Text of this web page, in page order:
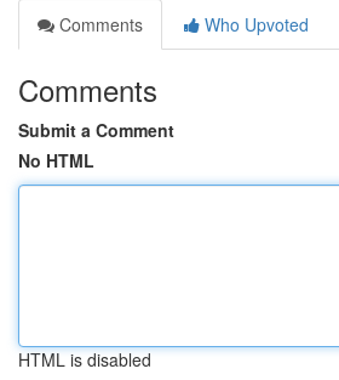
Comments
Who Upvoted
Comments
Submit a Comment
No HTML
HTML is disabled